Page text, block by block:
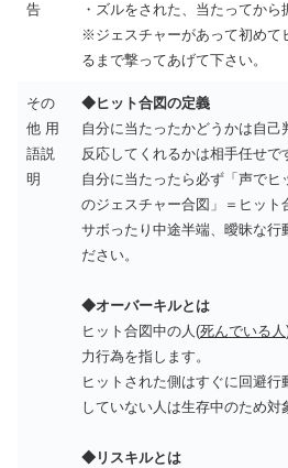
告
・ズルをされた、当たってか
※ジェスチャーがあって初めて
るまで撃ってあげて下さい。
その
他 用
語説
明
◆ヒット合図の定義
自分に当たったかどうかは自己
反応してくれるかは相手任せで
自分に当たったら必ず「声で
のジェスチャー合図」＝ヒット
サボったり中途半端、曖昧な行
ださい。
◆オーバーキルとは
ヒット合図中の人(死んでいる人
力行為を指します。
ヒットされた側はすぐに回避行
していない人は生存中のため対
◆リスキルとは